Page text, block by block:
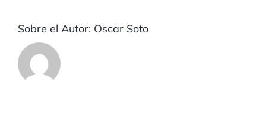
Sobre el Autor: Oscar Soto